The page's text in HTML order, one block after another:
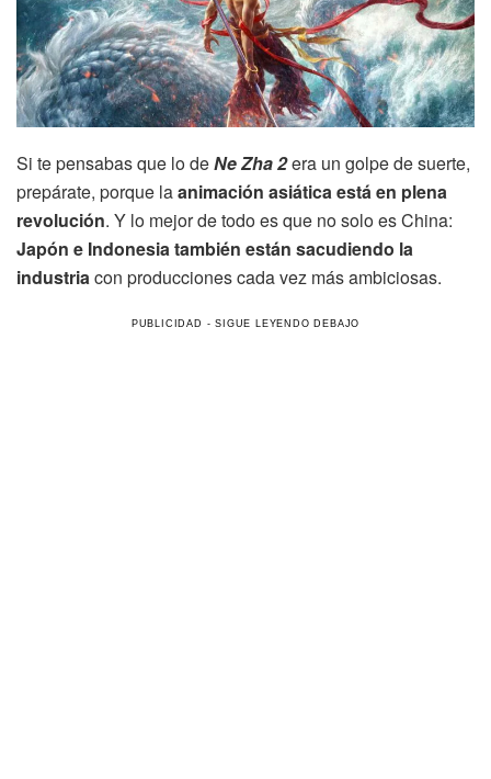
Si te pensabas que lo deNe Zha 2era un golpe de suerte,
prepárate, porque laanimación asiática está en plena
revolución. Y lo mejor de todo es que no solo es China:
Japón e Indonesia también están sacudiendo la
industriacon producciones cada vez más ambiciosas.